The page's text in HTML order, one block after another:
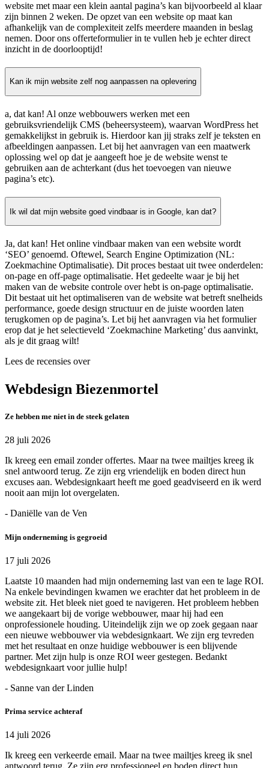
website met maar een klein aantal pagina’s kan bijvoorbeeld al klaar
zijn binnen 2 weken. De opzet van een website op maat kan
afhankelijk van de complexiteit zelfs meerdere maanden in beslag
nemen. Door ons offerteformulier in te vullen heb je echter direct
inzicht in de doorlooptijd!
Kan ik mijn website zelf nog aanpassen na oplevering
a, dat kan! Al onze webbouwers werken met een
gebruiksvriendelijk CMS (beheersysteem), waarvan WordPress het
gemakkelijkst in gebruik is. Hierdoor kan jij straks zelf je teksten en
afbeeldingen aanpassen. Let bij het aanvragen van een maatwerk
oplossing wel op dat je aangeeft hoe je de website wenst te
gebruiken aan de achterkant (dus het toevoegen van nieuwe
pagina’s etc).
Ik wil dat mijn website goed vindbaar is in Google, kan dat?
Ja, dat kan! Het online vindbaar maken van een website wordt
‘SEO’ genoemd. Oftewel, Search Engine Optimization (NL:
Zoekmachine Optimalisatie). Dit proces bestaat uit twee onderdelen:
on-page en off-page optimalisatie. Het gedeelte waar je bij het
maken van de website controle over hebt is on-page optimalisatie.
Dit bestaat uit het optimaliseren van de website wat betreft snelheids
performance, goede design structuur en de juiste woorden laten
terugkomen op de pagina’s. Let bij het aanvragen via het formulier
erop dat je het selectieveld ‘Zoekmachine Marketing’ dus aanvinkt,
als je dit graag wilt!
Lees de recensies over
Webdesign Biezenmortel
Ze hebben me niet in de steek gelaten
28 juli 2026
Ik kreeg een email zonder offertes. Maar na twee mailtjes kreeg ik
snel antwoord terug. Ze zijn erg vriendelijk en boden direct hun
excuses aan. Webdesignkaart heeft me goed geadviseerd en ik werd
nooit aan mijn lot overgelaten.
- Daniëlle van de Ven
Mijn onderneming is gegroeid
17 juli 2026
Laatste 10 maanden had mijn onderneming last van een te lage ROI.
Na enkele bevindingen kwamen we erachter dat het probleem in de
website zit. Het bleek niet goed te navigeren. Het probleem hebben
we aangekaart bij de vorige webbouwer, maar hij had een
onprofessionele houding. Uiteindelijk zijn we op zoek gegaan naar
een nieuwe webbouwer via webdesignkaart. We zijn erg tevreden
met het resultaat en onze huidige webbouwer is een blijvende
partner. Met zijn hulp is onze ROI weer gestegen. Bedankt
webdesignkaart voor jullie hulp!
- Sanne van der Linden
Prima service achteraf
14 juli 2026
Ik kreeg een verkeerde email. Maar na twee mailtjes kreeg ik snel
antwoord terug. Ze zijn erg professioneel en boden direct hun